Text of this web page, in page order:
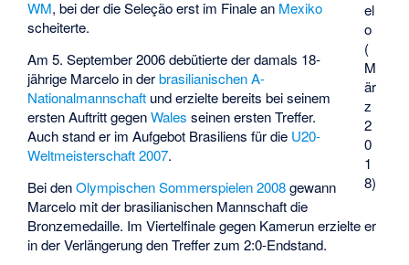
el
o
(
M
är
z
2
0
1
8)
WM, bei der die Seleção erst im Finale an Mexiko
scheiterte.
Am 5. September 2006 debütierte der damals 18-
jährige Marcelo in derbrasilianischen A-
Nationalmannschaft und erzielte bereits bei seinem
ersten Auftritt gegenWales seinen ersten Treffer.
Auch stand er im Aufgebot Brasiliens für die U20-
Weltmeisterschaft 2007.
Bei denOlympischen Sommerspielen 2008gewann
Marcelo mit der brasilianischen Mannschaft die
Bronzemedaille. Im Viertelfinale gegen Kamerun erzielte er
in der Verlängerung den Treffer zum 2:0-Endstand.